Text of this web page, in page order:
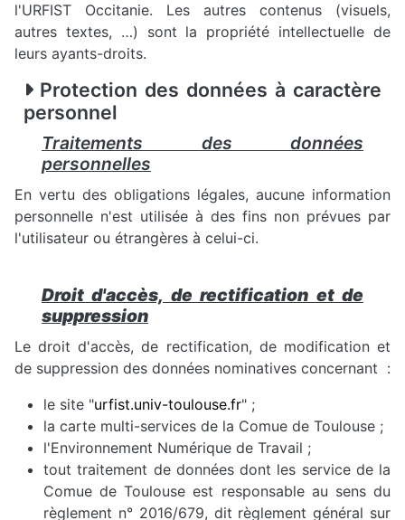
l'URFIST Occitanie. Les autres contenus (visuels,
autres textes, …) sont la propriété intellectuelle de
leurs ayants-droits.
Protection des données à caractère
personnel
Traitements des données
personnelles
En vertu des obligations légales, aucune information
personnelle n'est utilisée à des fins non prévues par
l'utilisateur ou étrangères à celui-ci.
Droit d'accès, de rectification et de
suppression
Le droit d'accès, de rectification, de modification et
de suppression des données nominatives concernant :
le site "urfist.univ-toulouse.fr" ;
la carte multi-services de la Comue de Toulouse ;
l'Environnement Numérique de Travail ;
tout traitement de données dont les service de la
Comue de Toulouse est responsable au sens du
règlement n° 2016/679, dit règlement général sur